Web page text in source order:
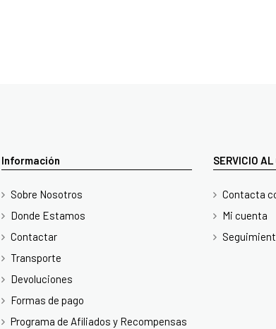
Información
Sobre Nosotros
Donde Estamos
Contactar
Transporte
Devoluciones
Formas de pago
Programa de Afiliados y Recompensas
SERVICIO
Contacta
Mi cuenta